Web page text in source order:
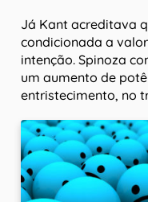
Já Kant acreditava
condicionada a
intenção. Spinoza
um aumento de
entristecimento, no